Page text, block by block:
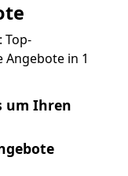
Top-
in 1
um Ihren